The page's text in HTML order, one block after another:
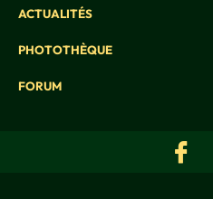
ACTUALITÉS
PHOTOTHÈQUE
FORUM